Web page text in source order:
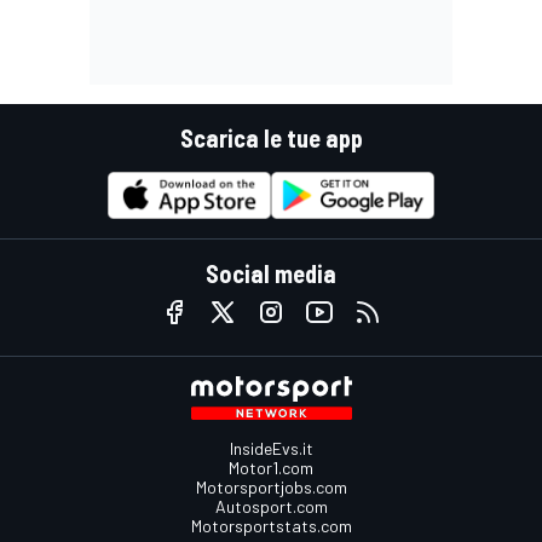
Scarica le tue app
Social media
InsideEvs.it
Motor1.com
Motorsportjobs.com
Autosport.com
Motorsportstats.com